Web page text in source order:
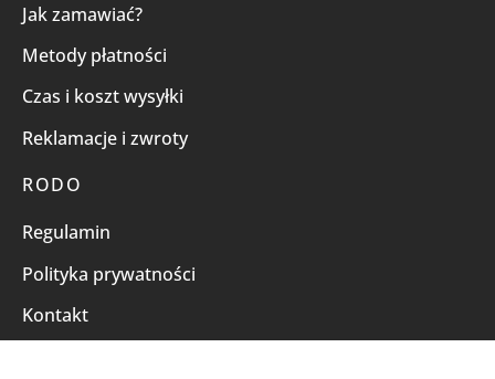
Jak zamawiać?
Metody płatności
Czas i koszt wysyłki
Reklamacje i zwroty
RODO
Regulamin
Polityka prywatności
Kontakt